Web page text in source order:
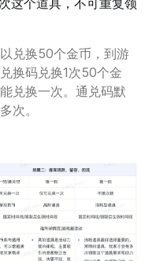
这个道具，不可重复领
兑换50个金币，到游
换码兑换1次50个金
兑换一次。通兑码默
次。